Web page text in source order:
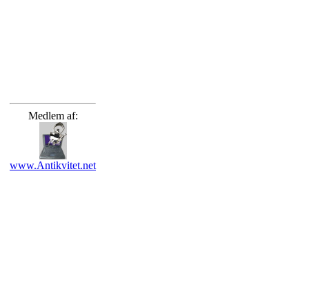
Medlem af:
www.Antikvitet.net